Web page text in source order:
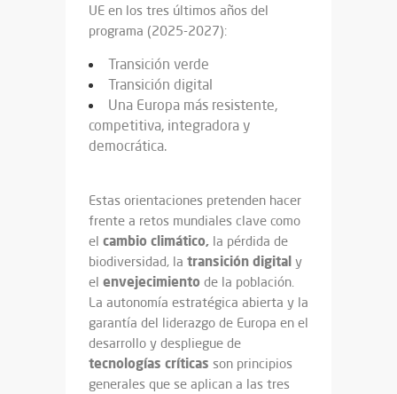
UE en los tres últimos años del
programa (2025-2027):
Transición verde
Transición digital
Una Europa más resistente,
competitiva, integradora y
democrática.
Estas orientaciones pretenden hacer
frente a retos mundiales clave como
el cambio climático, la pérdida de
biodiversidad, la transición digital y
el envejecimiento de la población.
La autonomía estratégica abierta y la
garantía del liderazgo de Europa en el
desarrollo y despliegue de
tecnologías críticas son principios
generales que se aplican a las tres